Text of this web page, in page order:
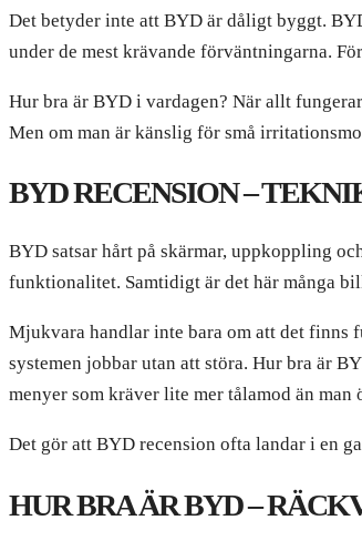
Det betyder inte att BYD är dåligt byggt.
under de mest krävande förväntningarna.
Hur bra är BYD i vardagen? När allt
Men om man är känslig för små
BYD RECENSION –
BYD satsar hårt på skärmar, uppkoppling
funktionalitet. Samtidigt är det här många
Mjukvara handlar inte bara om att det finns
systemen jobbar utan att störa. Hur bra är
menyer som kräver lite mer tålamod än man
Det gör att BYD recension ofta landar i en
HUR BRA ÄR BYD –